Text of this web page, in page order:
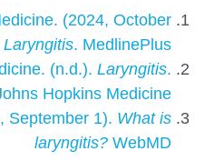
(2024, October
Laryngitis. MedlinePlus
(n.d.). Laryngitis.
Hopkins Medicine
September 1). What is
laryngitis? WebMD